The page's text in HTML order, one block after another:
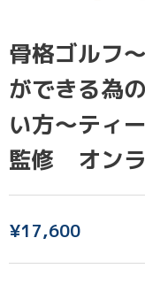
骨格ゴルフ
ができる為
い方～ティ
監修 オン
¥17,600